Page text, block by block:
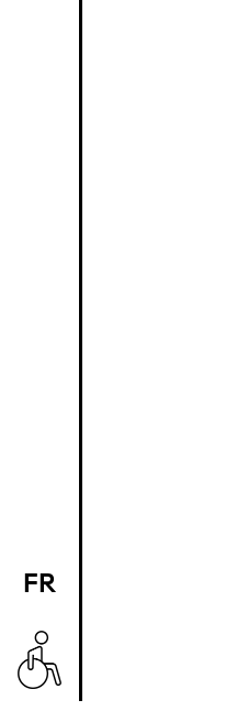
FR
EN